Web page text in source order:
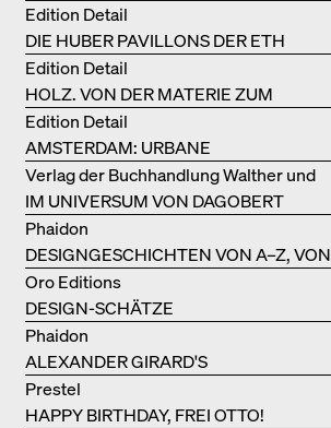
DIE HUBER PAVILLONS DER ETH
ZÜRICH – WIEDERVERWENDET!
Edition Detail
HOLZ. VON DER MATERIE ZUM
GEBAUTEN
Edition Detail
AMSTERDAM: URBANE
ARCHITEKTUR UND LEBENSRÄUME
Edition Detail
IM UNIVERSUM VON DAGOBERT
PECHE
Verlag der Buchhandlung Walther und
Franz König
DESIGNGESCHICHTEN VON A–Z, VON
GAE AULENTI BIS ZU SORI YANAGI
Phaidon
DESIGN-SCHÄTZE
WIEDERENTDECKT: FINN JUHLS
CHIEFTAIN CHAIR
Oro Editions
ALEXANDER GIRARD'S
OPTIMISTISCHE ENTWÜRFE
Phaidon
HAPPY BIRTHDAY, FREI OTTO!
Prestel